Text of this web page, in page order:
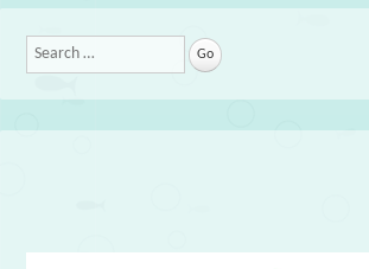
Search